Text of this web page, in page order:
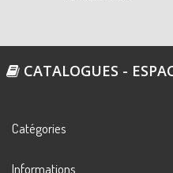
CATALOGUES -
Catégories
Informations